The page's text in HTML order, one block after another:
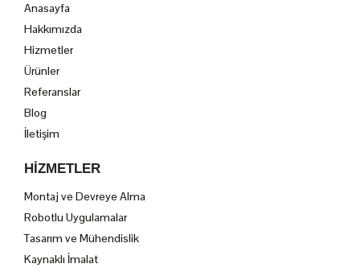
Anasayfa
Hakkımızda
Hizmetler
Ürünler
Referanslar
Blog
İletişim
HIZMETLER
Montaj ve Devreye Alma
Robotlu Uygulamalar
Tasarım ve Mühendislik
Kaynaklı İmalat